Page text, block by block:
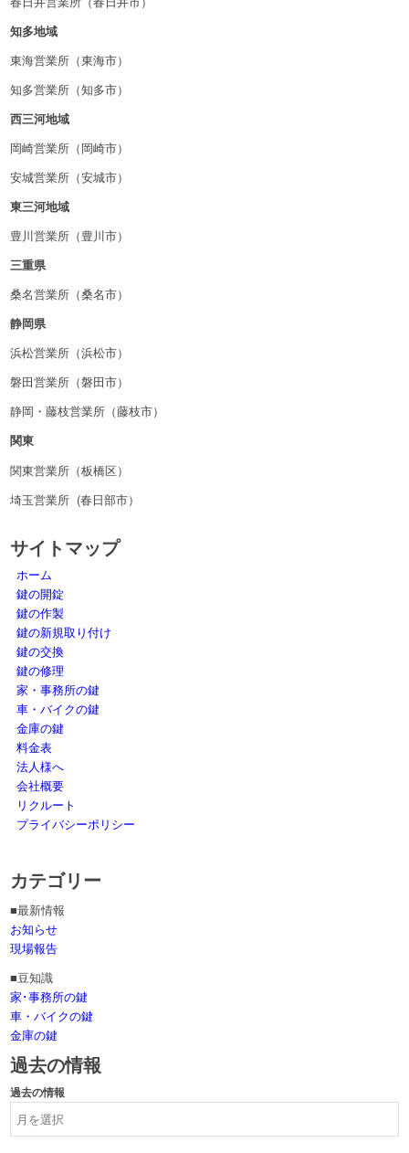
知多地域
東海営業所（東海市）
知多営業所（知多市）
西三河地域
岡崎営業所（岡崎市）
安城営業所（安城市）
東三河地域
豊川営業所（豊川市）
三重県
桑名営業所（桑名市）
静岡県
浜松営業所（浜松市）
磐田営業所（磐田市）
静岡・藤枝営業所（藤枝市）
関東
関東営業所（板橋区）
埼玉営業所 (春日部市）
サイトマップ
ホーム
鍵の開錠
鍵の作製
鍵の新規取り付け
鍵の交換
鍵の修理
家・事務所の鍵
車・バイクの鍵
金庫の鍵
料金表
法人様へ
会社概要
リクルート
プライバシーポリシー
カテゴリー
■最新情報
お知らせ
現場報告
■豆知識
家･事務所の鍵
車・バイクの鍵
金庫の鍵
過去の情報
過去の情報